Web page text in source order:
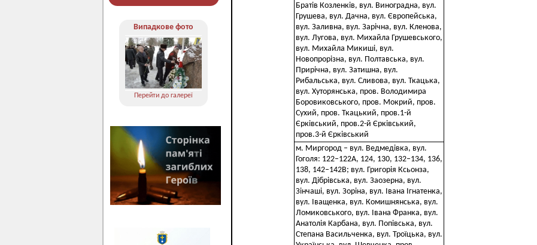
Випадкове фото
Перейти до галереї
Братів Козленків, вул. Виноградна, вул.
Грушева, вул. Дачна, вул. Європейська,
вул. Заливна, вул. Зарічна, вул. Кленова,
вул. Лугова, вул. Михайла Грушевського,
вул. Михайла Микиші, вул.
Новопрорізна, вул. Полтавська, вул.
Прирічна, вул. Затишна, вул.
Рибальська, вул. Сливова, вул. Ткацька,
вул. Хуторянська, пров. Володимира
Боровиковського, пров. Мокрий, пров.
Сухий, пров. Ткацький, пров.1-й
Єрківський, пров.2-й Єрківський,
пров.3-й Єрківський
м. Миргород – вул. Ведмедівка, вул.
Гоголя: 122–122А, 124, 130, 132–134, 136,
138, 142–142В; вул. Григорія Ксьонза,
вул. Дібрівська, вул. Заозерна, вул.
Зінчаші, вул. Зоріна, вул. Івана Ігнатенка,
вул. Іващенка, вул. Комишнянська, вул.
Ломиковського, вул. Івана Франка, вул.
Анатолія Карбана, вул. Попівська, вул.
Степана Васильченка, вул. Троїцька, вул.